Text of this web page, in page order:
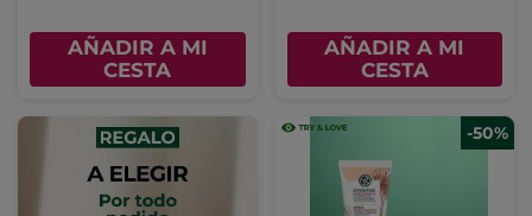
AÑADIR A MI
CESTA
AÑADIR A MI
CESTA
-50%